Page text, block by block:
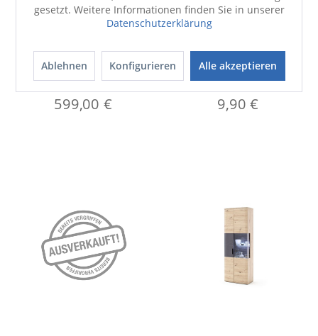
9,90 €
599,00 €
gesetzt. Weitere Informationen finden Sie in unserer
Datenschutzerklärung
Ablehnen Konfigurieren Alle akzeptieren